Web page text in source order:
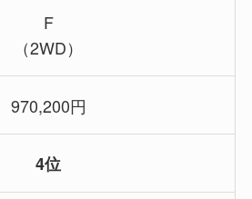
F
（2WD）
970,200円
4位